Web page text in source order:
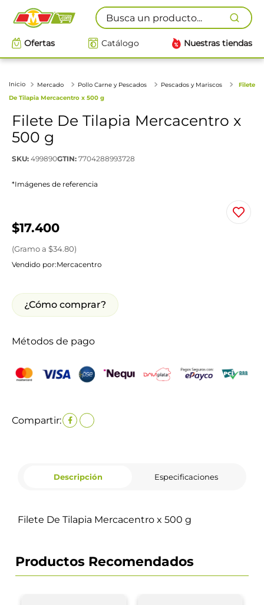
Busca un producto...
Ofertas Catálogo Nuestras tiendas
Mercado Pollo Carne y Pescados Pescados y Mariscos
Filete
De Tilapia Mercacentro x 500 g
Filete De Tilapia Mercacentro x
500 g
SKU: 499890GTIN: 7704288993728
*Imágenes de referencia
$17.400
(Gramoa $34.80)
Vendido por:Mercacentro
¿Cómo comprar?
Métodos de pago
Compartir:
Descripción Especificaciones
Filete De Tilapia Mercacentro x 500 g
Productos Recomendados